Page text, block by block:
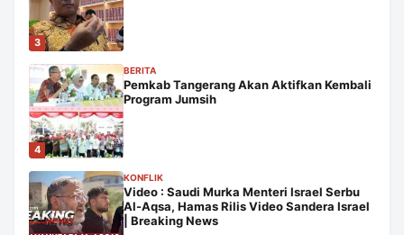
3
4
BERITA
Pemkab Tangerang Akan Aktifkan Kembali
Program Jumsih
KONFLIK
Video : Saudi Murka Menteri Israel Serbu
Al-Aqsa, Hamas Rilis Video Sandera Israel
| Breaking News